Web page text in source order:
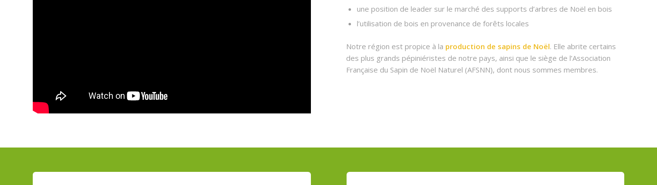
une position de leader sur le marché des supports d’arbres de Noël en bois
l’utilisation de bois en provenance de forêts locales
Notre région est propice à la production de sapins de Noël. Elle abrite certains
des plus grands pépiniéristes de notre pays, ainsi que le siège de l’Association
Française du Sapin de Noël Naturel (AFSNN), dont nous sommes membres.